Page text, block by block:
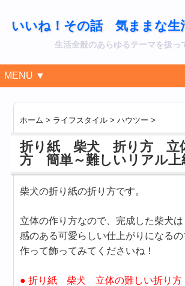
いいね！その話 気ままな生
生活全般のあらゆるテーマを扱っ
MENU ▼
ホーム > ライフスタイル >ハウツー >
折り紙 柴犬 折り方 立
方 簡単～難しいリアル上
柴犬の折り紙の折り方です。
立体の作り方なので、完成した柴犬
感のある可愛らしい仕上がりになる
作って飾ってみてくださいね！
● 折り紙 柴犬 立体の難しい折り方